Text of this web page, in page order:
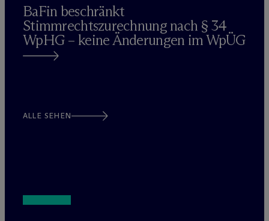
BaFin beschränkt
Stimmrechtszurechnung nach § 34
WpHG – keine Änderungen im WpÜG
ALLE SEHEN